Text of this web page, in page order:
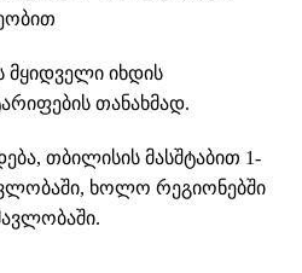
მყიდველი იხდის
თანახმად.
თბილისის მასშტაბით 1-
ხოლო რეგიონებში